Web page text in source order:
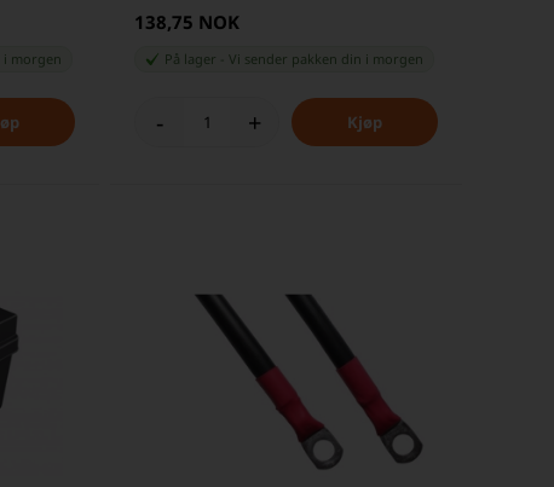
i morgen
138,75 NOK
På lager -Vi sender pakken din i morgen
- +